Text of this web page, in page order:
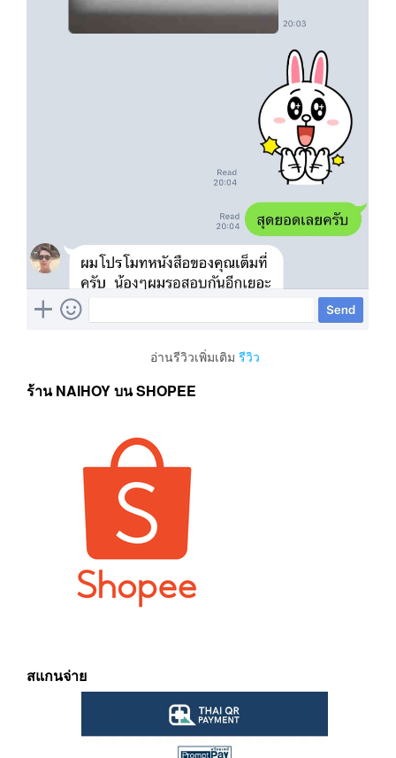
อ่านรีวิวเพิ่มเติม รีวิว
ร้าน NAIHOY บน SHOPEE
สแกนจ่าย